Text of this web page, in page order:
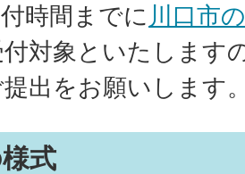
付時間までに 川口市
対象といたします
出をお願いします
式